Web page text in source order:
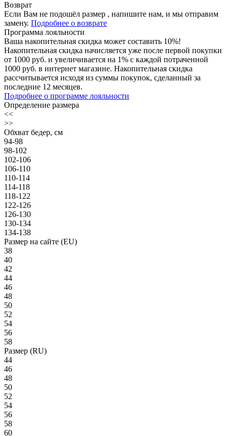
Возврат
Если Вам не подошёл размер , напишите нам, и мы отправим
замену. Подробнее о возврате
Программа лояльности
Ваша накопительная скидка может составить 10%!
Накопительная скидка начисляется уже после первой покупки
от 1000 руб. и увеличивается на 1% с каждой потраченной
1000 руб. в интернет магазине. Накопительная скидка
рассчитывается исходя из суммы покупок, сделанный за
последние 12 месяцев.
Подробнее о программе лояльности
Определение размера
<<
>>
Обхват бедер, см
94-98
98-102
102-106
106-110
110-114
114-118
118-122
122-126
126-130
130-134
134-138
Размер на сайте (EU)
38
40
42
44
46
48
50
52
54
56
58
Размер (RU)
44
46
48
50
52
54
56
58
60